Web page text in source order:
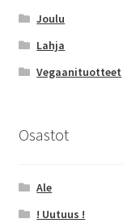
Joulu
Lahja
Vegaanituotteet
Osastot
Ale
! Uutuus !